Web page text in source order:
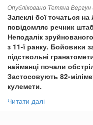
вогонь
потрапив
легковик
із
мирними
мешканцями.
Двоє
загиблих
Опубліковано Тетяна Вергун
Запеклі бої точаться
повідомляє речник
Неподалік
з 11-ї ранку. Бойовики
підствольні
найманці почали
Застосовують 82-
кулемети.
Читати далі